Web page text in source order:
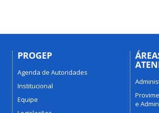
PROGEP
Agenda de Autoridades
Institucional
Equipe
e